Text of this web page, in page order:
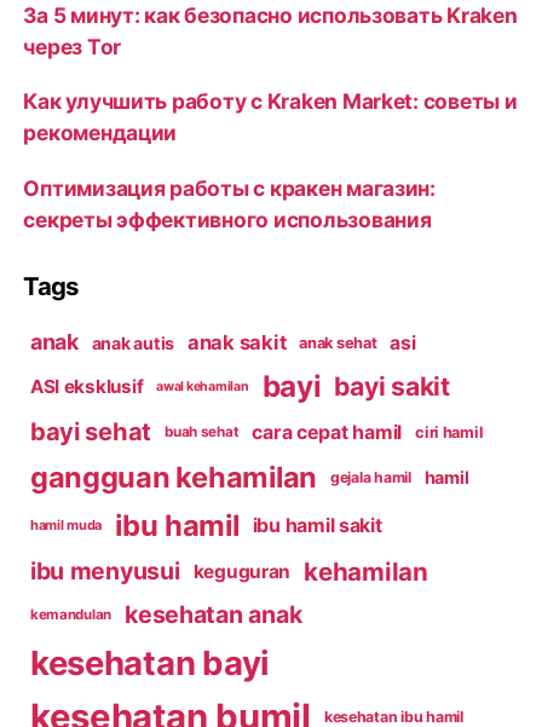
За 5 минут: как безопасно использовать Kraken
через Tor
Как улучшить работу с Kraken Market: советы и
рекомендации
Оптимизация работы с кракен магазин:
секреты эффективного использования
Tags
anak anak autis anak sakit anak sehat
asi
ASI eksklusif
awal kehamilan bayi bayi sakit
bayi sehat buah sehat cara cepat hamil ciri hamil
gangguan kehamilan gejala hamil hamil
hamil muda ibu hamil ibu hamil sakit
ibu menyusui keguguran kehamilan
kemandulan kesehatan anak
kesehatan bayi
kesehatan bumil kesehatan ibu hamil